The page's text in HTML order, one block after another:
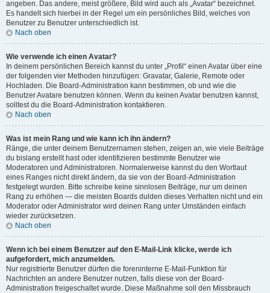
angeben. Das andere, meist größere, Bild wird auch als „Avatar“ bezeichnet.
Es handelt sich hierbei in der Regel um ein persönliches Bild, welches von
Benutzer zu Benutzer unterschiedlich ist.
Nach oben
Wie verwende ich einen Avatar?
In deinem persönlichen Bereich kannst du unter „Profil“ einen Avatar über eine
der folgenden vier Methoden hinzufügen: Gravatar, Galerie, Remote oder
Hochladen. Die Board-Administration kann bestimmen, ob und wie die
Benutzer Avatare benutzen können. Wenn du keinen Avatar benutzen kannst,
solltest du die Board-Administration kontaktieren.
Nach oben
Was ist mein Rang und wie kann ich ihn ändern?
Ränge, die unter deinem Benutzernamen stehen, zeigen an, wie viele Beiträge
du bislang erstellt hast oder identifizieren bestimmte Benutzer wie
Moderatoren und Administratoren. Normalerweise kannst du den Wortlaut
eines Ranges nicht direkt ändern, da sie von der Board-Administration
festgelegt wurden. Bitte schreibe keine sinnlosen Beiträge, nur um deinen
Rang zu erhöhen — die meisten Boards dulden dieses Verhalten nicht und ein
Moderator oder Administrator wird deinen Rang unter Umständen einfach
wieder zurücksetzen.
Nach oben
Wenn ich bei einem Benutzer auf den E-Mail-Link klicke, werde ich
aufgefordert, mich anzumelden.
Nur registrierte Benutzer dürfen die foreninterne E-Mail-Funktion für
Nachrichten an andere Benutzer nutzen, falls diese von der Board-
Administration freigeschaltet wurde. Diese Maßnahme soll den Missbrauch